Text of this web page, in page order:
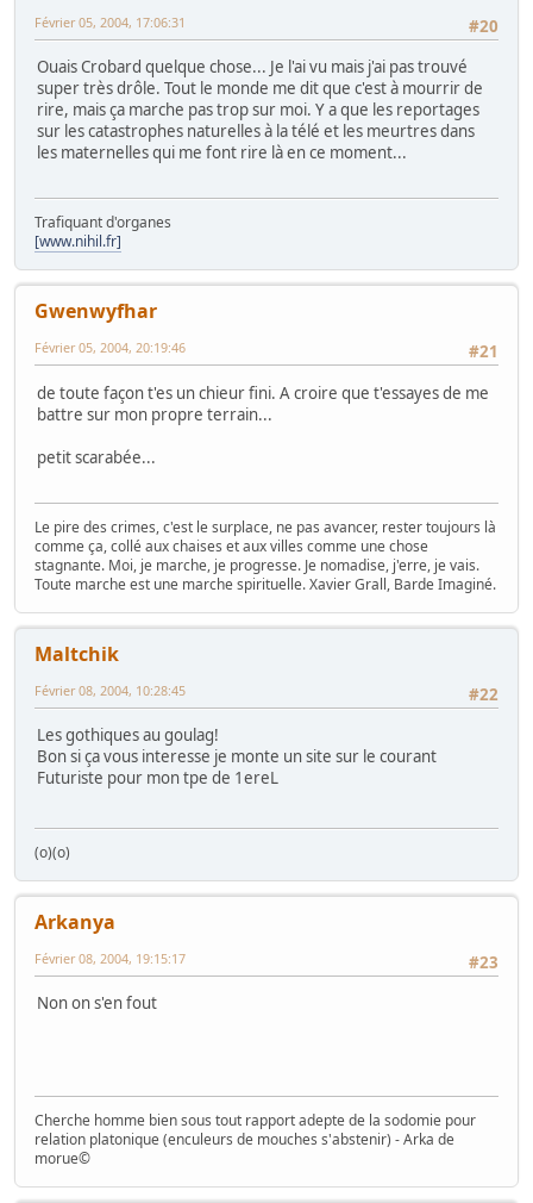
#20
Février 05, 2004, 17:06:31
Ouais Crobard quelque chose... Je l'ai vu mais j'ai pas trouvé
super très drôle. Tout le monde me dit que c'est à mourrir de
rire, mais ça marche pas trop sur moi. Y a que les reportages
sur les catastrophes naturelles à la télé et les meurtres dans
les maternelles qui me font rire là en ce moment...
Trafiquant d'organes
[www.nihil.fr]
Gwenwyfhar
#21
Février 05, 2004, 20:19:46
de toute façon t'es un chieur fini. A croire que t'essayes de me
battre sur mon propre terrain...
petit scarabée...
Le pire des crimes, c'est le surplace, ne pas avancer, rester toujours là
comme ça, collé aux chaises et aux villes comme une chose
stagnante. Moi, je marche, je progresse. Je nomadise, j'erre, je vais.
Toute marche est une marche spirituelle. Xavier Grall, Barde Imaginé.
Maltchik
#22
Février 08, 2004, 10:28:45
Les gothiques au goulag!
Bon si ça vous interesse je monte un site sur le courant
Futuriste pour mon tpe de 1ereL
(o)(o)
Arkanya
#23
Février 08, 2004, 19:15:17
Non on s'en fout
Cherche homme bien sous tout rapport adepte de la sodomie pour
relation platonique (enculeurs de mouches s'abstenir) - Arka de
morue©